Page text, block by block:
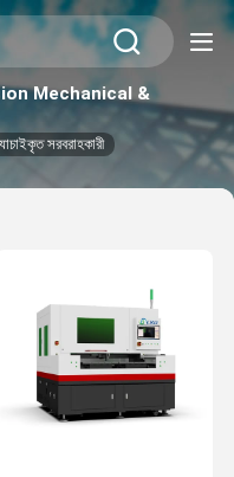
Mechanical &
যাচাইকৃত সরবরাহকারী